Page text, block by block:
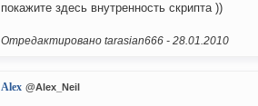
покажите здесь внутренность скрипта ))
Отредактировано tarasian666 - 28.01.2010
Alex @Alex_Neil